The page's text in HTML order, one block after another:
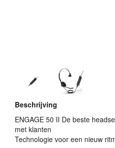
Beschrijving
ENGAGE 50 II De beste
met klanten
Technologie voor een nieuw